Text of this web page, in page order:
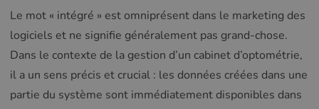
Le mot « intégré » est omniprésent dans le marketing des
logiciels et ne signifie généralement pas grand-chose.
Dans le contexte de la gestion d’un cabinet d’optométrie,
il a un sens précis et crucial : les données créées dans une
partie du système sont immédiatement disponibles dans
SLOVENIAN
SWEDISH
GREEK